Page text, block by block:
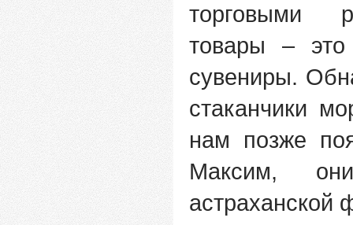
торговыми
товары –
сувениры.
стаканчики
нам позже
Максим,
астраханской